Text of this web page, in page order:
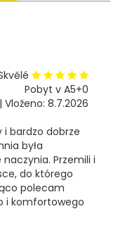
Pobyt v A5+0
8.7.2026
bardzo dobrze
była
Przemili i
do którego
polecam
i komfortowego